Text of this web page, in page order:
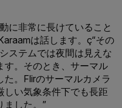
に非常に長けていること
は話します。ç“その
ステムでは夜間は見えな
す。そのとき、サーマル
。Flirのサーマルカメラ
しい気象条件下でも長距
ました。”